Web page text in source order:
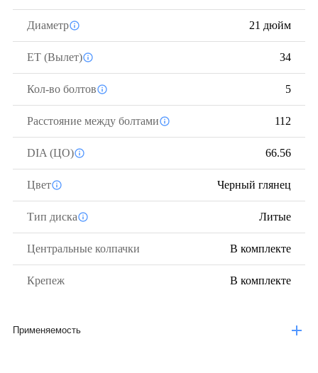
Диаметр 21 дюйм
ЕТ (Вылет) 34
Кол-во болтов 5
Расстояние между болтами 112
DIA (ЦО) 66.56
Цвет Черный глянец
Тип диска Литые
Центральные колпачки В комплекте
Крепеж В комплекте
Применяемость